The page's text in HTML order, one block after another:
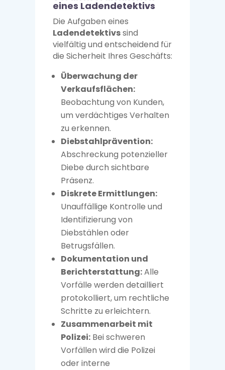
eines Ladendetektivs
Die Aufgaben eines
Ladendetektivssind
vielfältig und entscheidend für
die Sicherheit Ihres Geschäfts:
Überwachung der
Verkaufsflächen:
Beobachtung von Kunden,
um verdächtiges Verhalten
zu erkennen.
Diebstahlprävention:
Abschreckung potenzieller
Diebe durch sichtbare
Präsenz.
Diskrete Ermittlungen:
Unauffällige Kontrolle und
Identifizierung von
Diebstählen oder
Betrugsfällen.
Dokumentation und
Berichterstattung:Alle
Vorfälle werden detailliert
protokolliert, um rechtliche
Schritte zu erleichtern.
Zusammenarbeit mit
Polizei:Bei schweren
Vorfällen wird die Polizei
oder interne